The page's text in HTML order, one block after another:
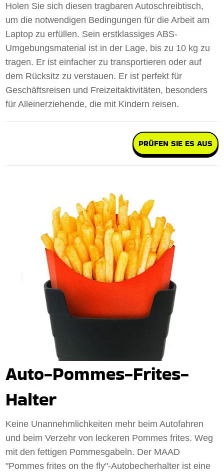
Holen Sie sich diesen tragbaren Autoschreibtisch,
um die notwendigen Bedingungen für die Arbeit am
Laptop zu erfüllen. Sein erstklassiges ABS-
Umgebungsmaterial ist in der Lage, bis zu 10 kg zu
tragen. Er ist einfacher zu transportieren oder auf
dem Rücksitz zu verstauen. Er ist perfekt für
Geschäftsreisen und Freizeitaktivitäten, besonders
für Alleinerziehende, die mit Kindern reisen.
PRÜFEN SIE ES AUS
Auto-Pommes-Frites-
Halter
Keine Unannehmlichkeiten mehr beim Autofahren
und beim Verzehr von leckeren Pommes frites. Weg
mit den fettigen Pommesgabeln. Der MAAD
"Pommes frites on the fly"-Autobecherhalter ist eine